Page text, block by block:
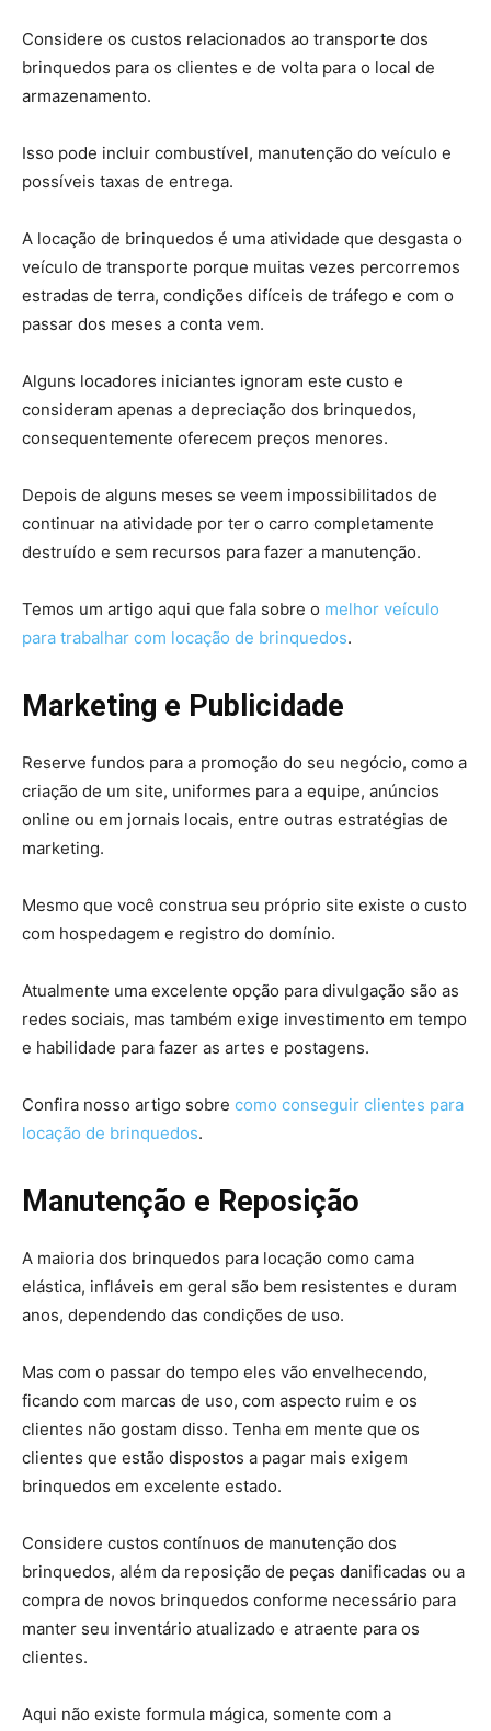
Considere os custos relacionados ao transporte dos
brinquedos para os clientes e de volta para o local de
armazenamento.
Isso pode incluir combustível, manutenção do veículo e
possíveis taxas de entrega.
A locação de brinquedos é uma atividade que desgasta o
veículo de transporte porque muitas vezes percorremos
estradas de terra, condições difíceis de tráfego e com o
passar dos meses a conta vem.
Alguns locadores iniciantes ignoram este custo e
consideram apenas a depreciação dos brinquedos,
consequentemente oferecem preços menores.
Depois de alguns meses se veem impossibilitados de
continuar na atividade por ter o carro completamente
destruído e sem recursos para fazer a manutenção.
Temos um artigo aqui que fala sobre o melhor veículo
para trabalhar com locação de brinquedos.
Marketing e Publicidade
Reserve fundos para a promoção do seu negócio, como a
criação de um site, uniformes para a equipe, anúncios
online ou em jornais locais, entre outras estratégias de
marketing.
Mesmo que você construa seu próprio site existe o custo
com hospedagem e registro do domínio.
Atualmente uma excelente opção para divulgação são as
redes sociais, mas também exige investimento em tempo
e habilidade para fazer as artes e postagens.
Confira nosso artigo sobre como conseguir clientes para
locação de brinquedos.
Manutenção e Reposição
A maioria dos brinquedos para locação como cama
elástica, infláveis em geral são bem resistentes e duram
anos, dependendo das condições de uso.
Mas com o passar do tempo eles vão envelhecendo,
ficando com marcas de uso, com aspecto ruim e os
clientes não gostam disso. Tenha em mente que os
clientes que estão dispostos a pagar mais exigem
brinquedos em excelente estado.
Considere custos contínuos de manutenção dos
brinquedos, além da reposição de peças danificadas ou a
compra de novos brinquedos conforme necessário para
manter seu inventário atualizado e atraente para os
clientes.
Aqui não existe formula mágica, somente com a